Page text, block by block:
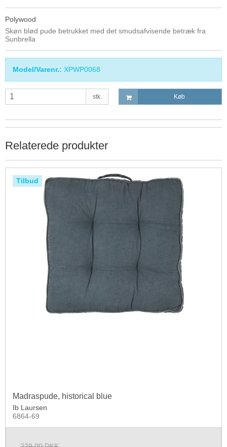
Polywood
Skøn blød pude betrukket med det smudsafvisende betræk fra
Sunbrella
Model/Varenr.: XPWP0068
stk. Køb
Relaterede produkter
Tilbud
Madraspude, historical blue
Ib Laursen
6864-69